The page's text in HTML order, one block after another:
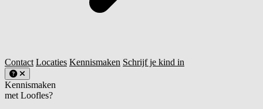
Contact Locaties Kennismaken Schrijf je kind in
Kennismaken
met Loofles?